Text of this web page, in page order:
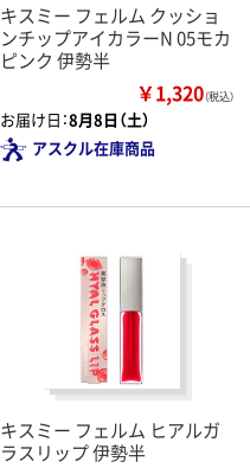
キスミー フェルム クッショ
ンチップアイカラーN 05モカ
ピンク 伊勢半
￥1,320（税込）
お届け日：8月8日（土）
アスクル在庫商品
キスミー フェルム ヒアルガ
ラスリップ 伊勢半